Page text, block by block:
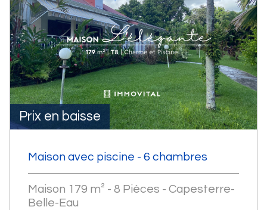
Prix en baisse
Maison avec piscine - 6 chambres
Maison 179 m² - 8 Pièces - Capesterre-
Belle-Eau